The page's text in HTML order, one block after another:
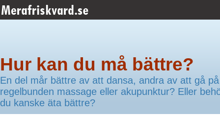
Hur kan du må bättre?
En del mår bättre av att dansa, andra av att gå på
regelbunden massage eller akupunktur? Eller
du kanske äta bättre?